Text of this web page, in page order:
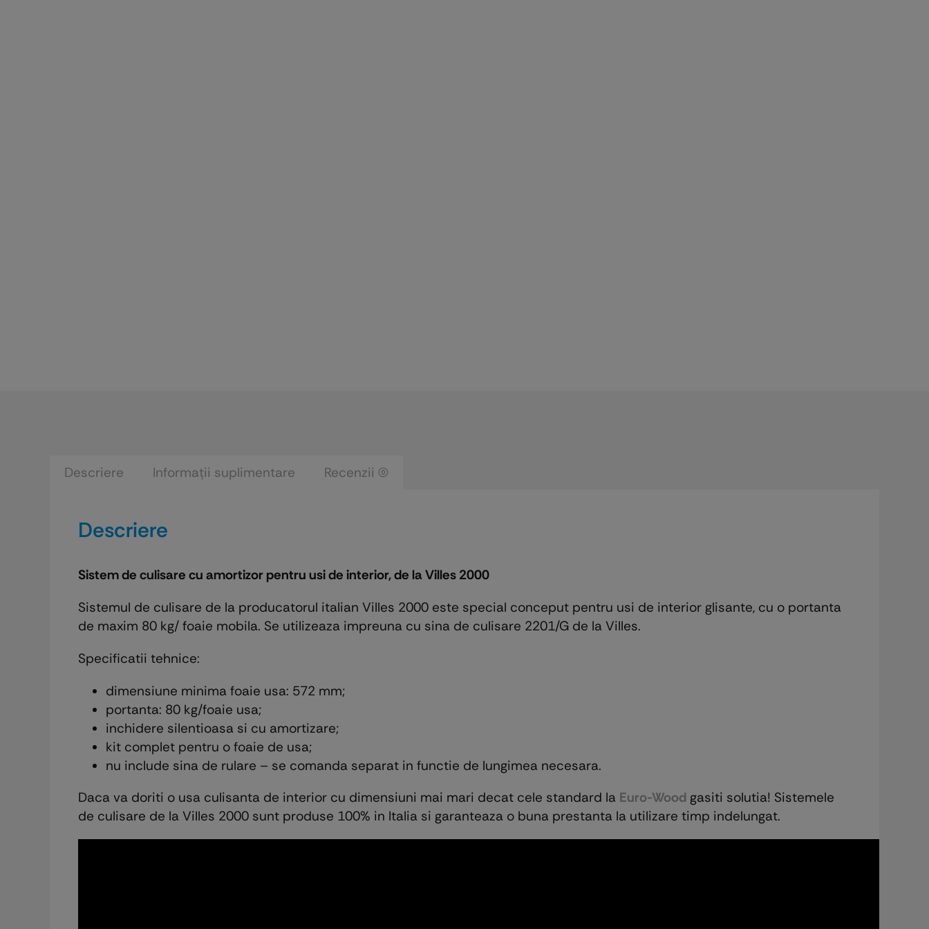
Descriere Informații suplimentare Recenzii (0)
Descriere
Sistem de culisare cu amortizor pentru usi de interior, de la Villes 2000
Sistemul de culisare de la producatorul italian Villes 2000 este special conceput pentru usi de interior glisante, cu o portanta
de maxim 80 kg/ foaie mobila. Se utilizeaza impreuna cu sina de culisare 2201/G de la Villes.
Specificatii tehnice:
dimensiune minima foaie usa: 572 mm;
portanta: 80 kg/foaie usa;
inchidere silentioasa si cu amortizare;
kit complet pentru o foaie de usa;
nu include sina de rulare – se comanda separat in functie de lungimea necesara.
Daca va doriti o usa culisanta de interior cu dimensiuni mai mari decat cele standard la Euro-Wood gasiti solutia! Sistemele
de culisare de la Villes 2000 sunt produse 100% in Italia si garanteaza o buna prestanta la utilizare timp indelungat.